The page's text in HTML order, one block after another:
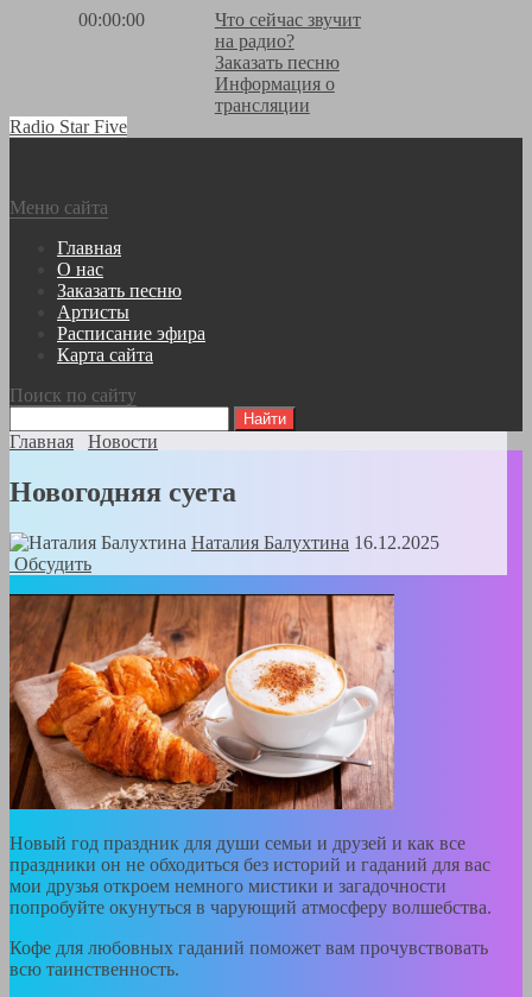
00:00:00
Что сейчас звучит
на радио?
Заказать песню
Информация о
трансляции
Radio Star Five
Меню сайта
Главная
О нас
Заказать песню
Артисты
Расписание эфира
Карта сайта
Поиск по сайту
Главная Новости
Новогодняя суета
Наталия Балухтина 16.12.2025
Обсудить
Новый год праздник для души семьи и друзей и как все
праздники он не обходиться без историй и гаданий для вас
мои друзья откроем немного мистики и загадочности
попробуйте окунуться в чарующий атмосферу волшебства.
Кофе для любовных гаданий поможет вам прочувствовать
всю таинственность.